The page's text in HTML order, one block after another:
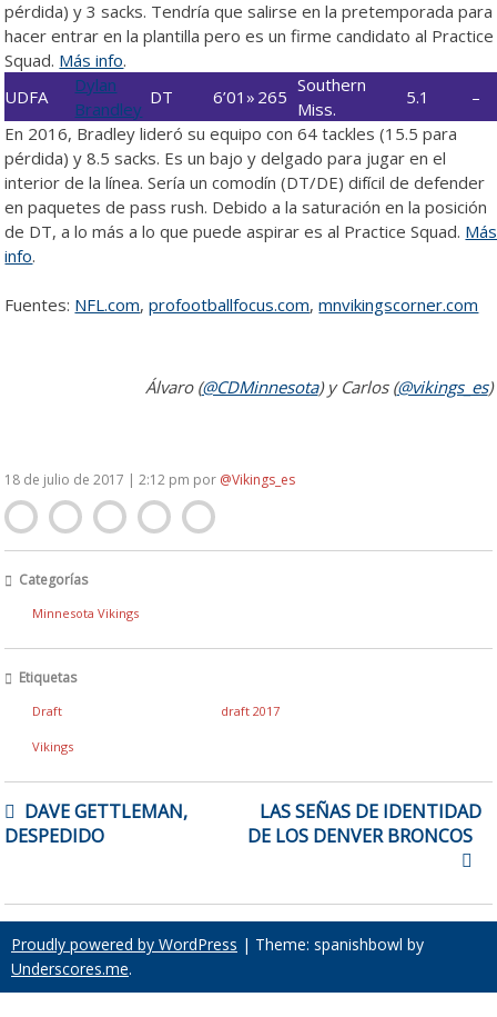
pérdida) y 3 sacks. Tendría que salirse en la pretemporada para
hacer entrar en la plantilla pero es un firme candidato al Practice
Squad. Más info.
UDFA
Dylan
Brandley
DT 6’01» 265
Southern
Miss.
5.1
–
En 2016, Bradley lideró su equipo con 64 tackles (15.5 para
pérdida) y 8.5 sacks. Es un bajo y delgado para jugar en el
interior de la línea. Sería un comodín (DT/DE) difícil de defender
en paquetes de pass rush. Debido a la saturación en la posición
de DT, a lo más a lo que puede aspirar es al Practice Squad. Más
info.
Fuentes: NFL.com,profootballfocus.com,mnvikingscorner.com
Álvaro (@CDMinnesota) y Carlos (@vikings_es)
18 de julio de 2017 | 2:12 pm por @Vikings_es
Categorías
Minnesota Vikings
Etiquetas
Draft draft 2017
Vikings
NAVEGACIÓN
DE
ENTRADAS
DAVE GETTLEMAN,
DESPEDIDO
LAS SEÑAS DE IDENTIDAD
DE LOS DENVER BRONCOS
Proudly powered by WordPress | Theme: spanishbowl by
Underscores.me.